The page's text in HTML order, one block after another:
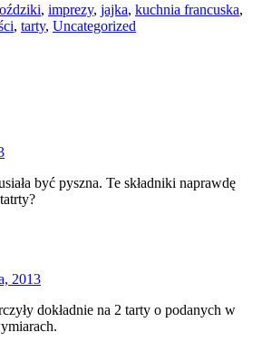
, imprezy, jajka, kuchnia francuska,
, tarty, Uncategorized
być pyszna. Te składniki naprawdę
2013
dokładnie na 2 tarty o podanych w